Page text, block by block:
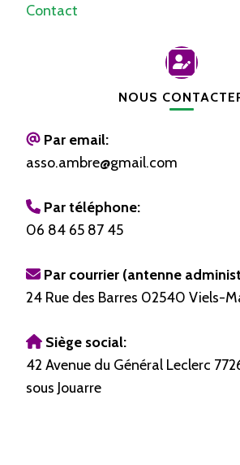
Contact
NOUS
Par email:
asso.ambre@gmail.com
Par téléphone:
06 84 65 87 45
Par courrier (antenne
24 Rue des Barres 02540 Viels-
Siège social:
42 Avenue du Général Leclerc
sous Jouarre